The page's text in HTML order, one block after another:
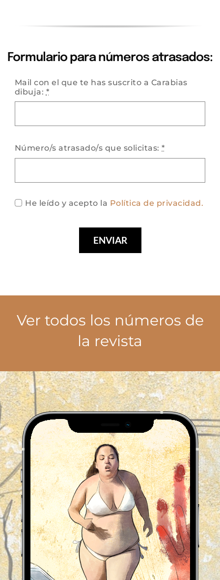
Formulario para números atrasados:
Mail con el que te has suscrito a Carabias
dibuja: *
Número/s atrasado/s que solicitas:*
He leído y acepto la Política de privacidad.
ENVIAR
Ver todos los números de
la revista